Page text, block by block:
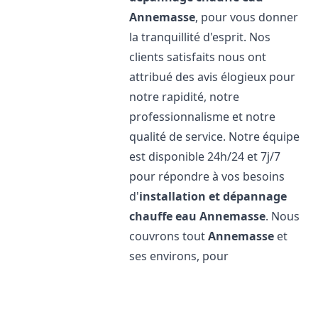
Annemasse, pour vous donner
la tranquillité d'esprit. Nos
clients satisfaits nous ont
attribué des avis élogieux pour
notre rapidité, notre
professionnalisme et notre
qualité de service. Notre équipe
est disponible 24h/24 et 7j/7
pour répondre à vos besoins
d'installation et dépannage
chauffe eau Annemasse. Nous
couvrons toutAnnemasse et
ses environs, pour